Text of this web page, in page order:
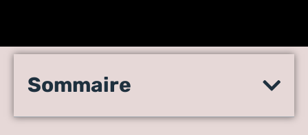
Top 10 des meilleures
jeux 2021 (dernière liste)
Sommaire